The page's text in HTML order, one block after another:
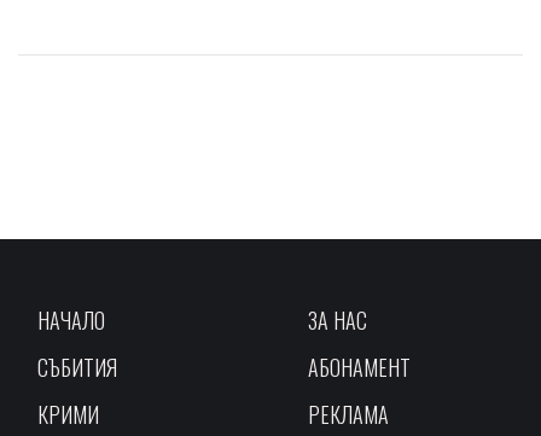
НАЧАЛО
СЪБИТИЯ
КРИМИ
ЗА НАС
АБОНАМЕНТ
РЕКЛАМА